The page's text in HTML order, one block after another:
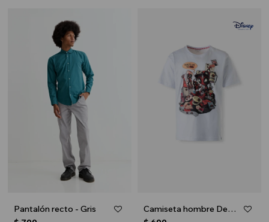
Pantalón recto - Gris
Camiseta hombre Deadpool - Blanco